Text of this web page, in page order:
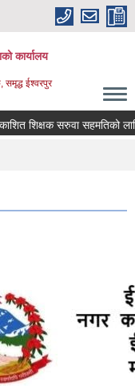
कार्यालय
समृद्ध ईश्वरपुर
शिक्षक सरुवा सहमतिको लागि